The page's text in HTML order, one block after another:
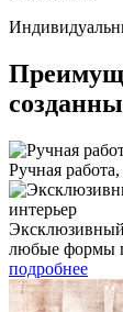
Ручная
любые формы
подробнее